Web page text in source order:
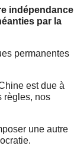
par la
permanentes
est due à
règles, nos
une autre